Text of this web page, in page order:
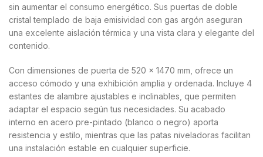
sin aumentar el consumo energético. Sus puertas de doble
cristal templado de baja emisividad con gas argón aseguran
una excelente aislación térmica y una vista clara y elegante del
contenido.
Con dimensiones de puerta de 520 x 1470 mm, ofrece un
acceso cómodo y una exhibición amplia y ordenada. Incluye 4
estantes de alambre ajustables e inclinables, que permiten
adaptar el espacio según tus necesidades. Su acabado
interno en acero pre-pintado (blanco o negro) aporta
resistencia y estilo, mientras que las patas niveladoras facilitan
una instalación estable en cualquier superficie.